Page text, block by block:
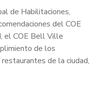
de Habilitaciones,
del COE
el COE Bell Ville
de los
de la ciudad,